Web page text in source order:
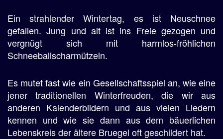
Ein strahlender Wintertag, es ist Neuschnee
gefallen. Jung und alt ist ins Freie gezogen und
vergnügt sich mit harmlos-fröhlichen
Schneeballscharmützeln.
Es mutet fast wie ein Gesellschaftsspiel an, wie eine
jener traditionellen Winterfreuden, die wir aus
anderen Kalenderbildern und aus vielen Liedern
kennen und wie sie dann aus dem bäuerlichen
Lebenskreis der ältere Bruegel oft geschildert hat.